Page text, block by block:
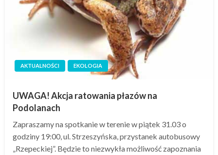
AKTUALNOŚCI EKOLOGIA
UWAGA! Akcja ratowania płazów na
Podolanach
Zapraszamy na spotkanie w terenie w piątek 31.03 o
godziny 19:00, ul. Strzeszyńska, przystanek autobusowy
„Rzepeckiej”. Będzie to niezwykła możliwość zapoznania